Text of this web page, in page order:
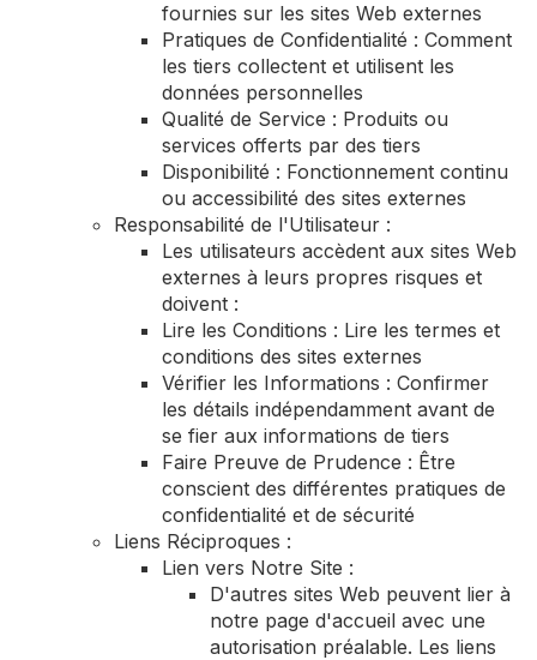
fournies sur les sites Web externes
Pratiques de Confidentialité : Comment
les tiers collectent et utilisent les
données personnelles
Qualité de Service : Produits ou
services offerts par des tiers
Disponibilité : Fonctionnement continu
ou accessibilité des sites externes
Responsabilité de l'Utilisateur :
Les utilisateurs accèdent aux sites Web
externes à leurs propres risques et
doivent :
Lire les Conditions : Lire les termes et
conditions des sites externes
Vérifier les Informations : Confirmer
les détails indépendamment avant de
se fier aux informations de tiers
Faire Preuve de Prudence : Être
conscient des différentes pratiques de
confidentialité et de sécurité
Liens Réciproques :
Lien vers Notre Site :
D'autres sites Web peuvent lier à
notre page d'accueil avec une
autorisation préalable. Les liens